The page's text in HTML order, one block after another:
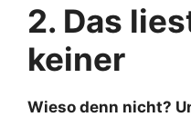
2. Das
keiner
Wieso denn nicht?